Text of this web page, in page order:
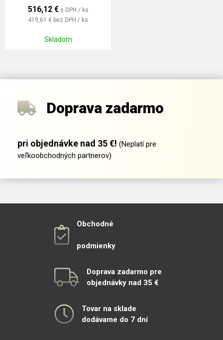
516,12 € s DPH / ks
419,61 € bez DPH / ks
Skladom
Doprava zadarmo
pri objednávke nad 35 €! (Neplatí pre
veľkoobchodných partnerov)
Obchodné
podmienky
Doprava zadarmo pre
objednávky nad 35 €
Tovar na sklade
dodávame do 7 dní